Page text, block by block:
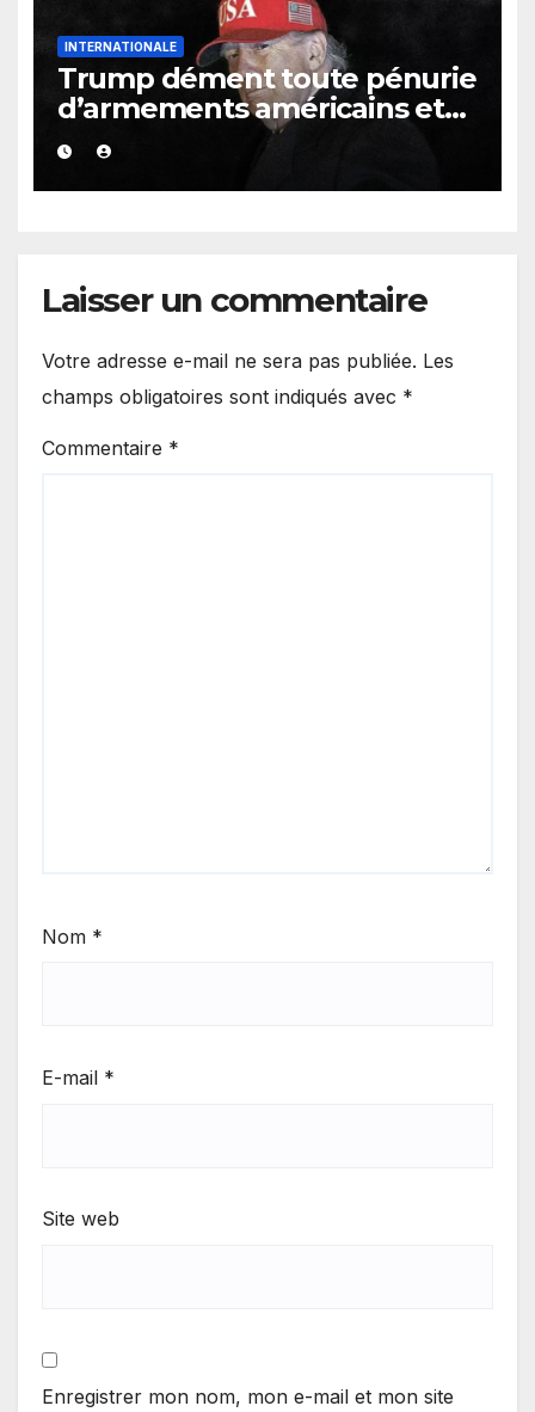
INTERNATIONALE
Trump dément toute pénurie
d’armements américains et
s’en prend aux médias
Laisser un commentaire
Votre adresse e-mail ne sera pas publiée. Les
champs obligatoires sont indiqués avec *
Commentaire *
Nom *
E-mail *
Site web
Enregistrer mon nom, mon e-mail et mon site